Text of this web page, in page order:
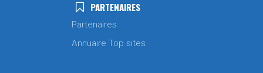
PARTENAIRES
Partenaires
Annuaire Top sites